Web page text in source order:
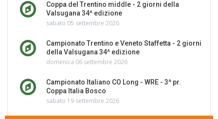
Coppa del Trentino middle - 2 giorni della
Valsugana 34^ edizione
sabato 05 settembre 2026
Campionato Trentino e Veneto Staffetta - 2 giorni
della Valsugana 34^ edizione
domenica 06 settembre 2026
Campionato Italiano CO Long - WRE - 3^ pr.
Coppa Italia Bosco
sabato 19 settembre 2026